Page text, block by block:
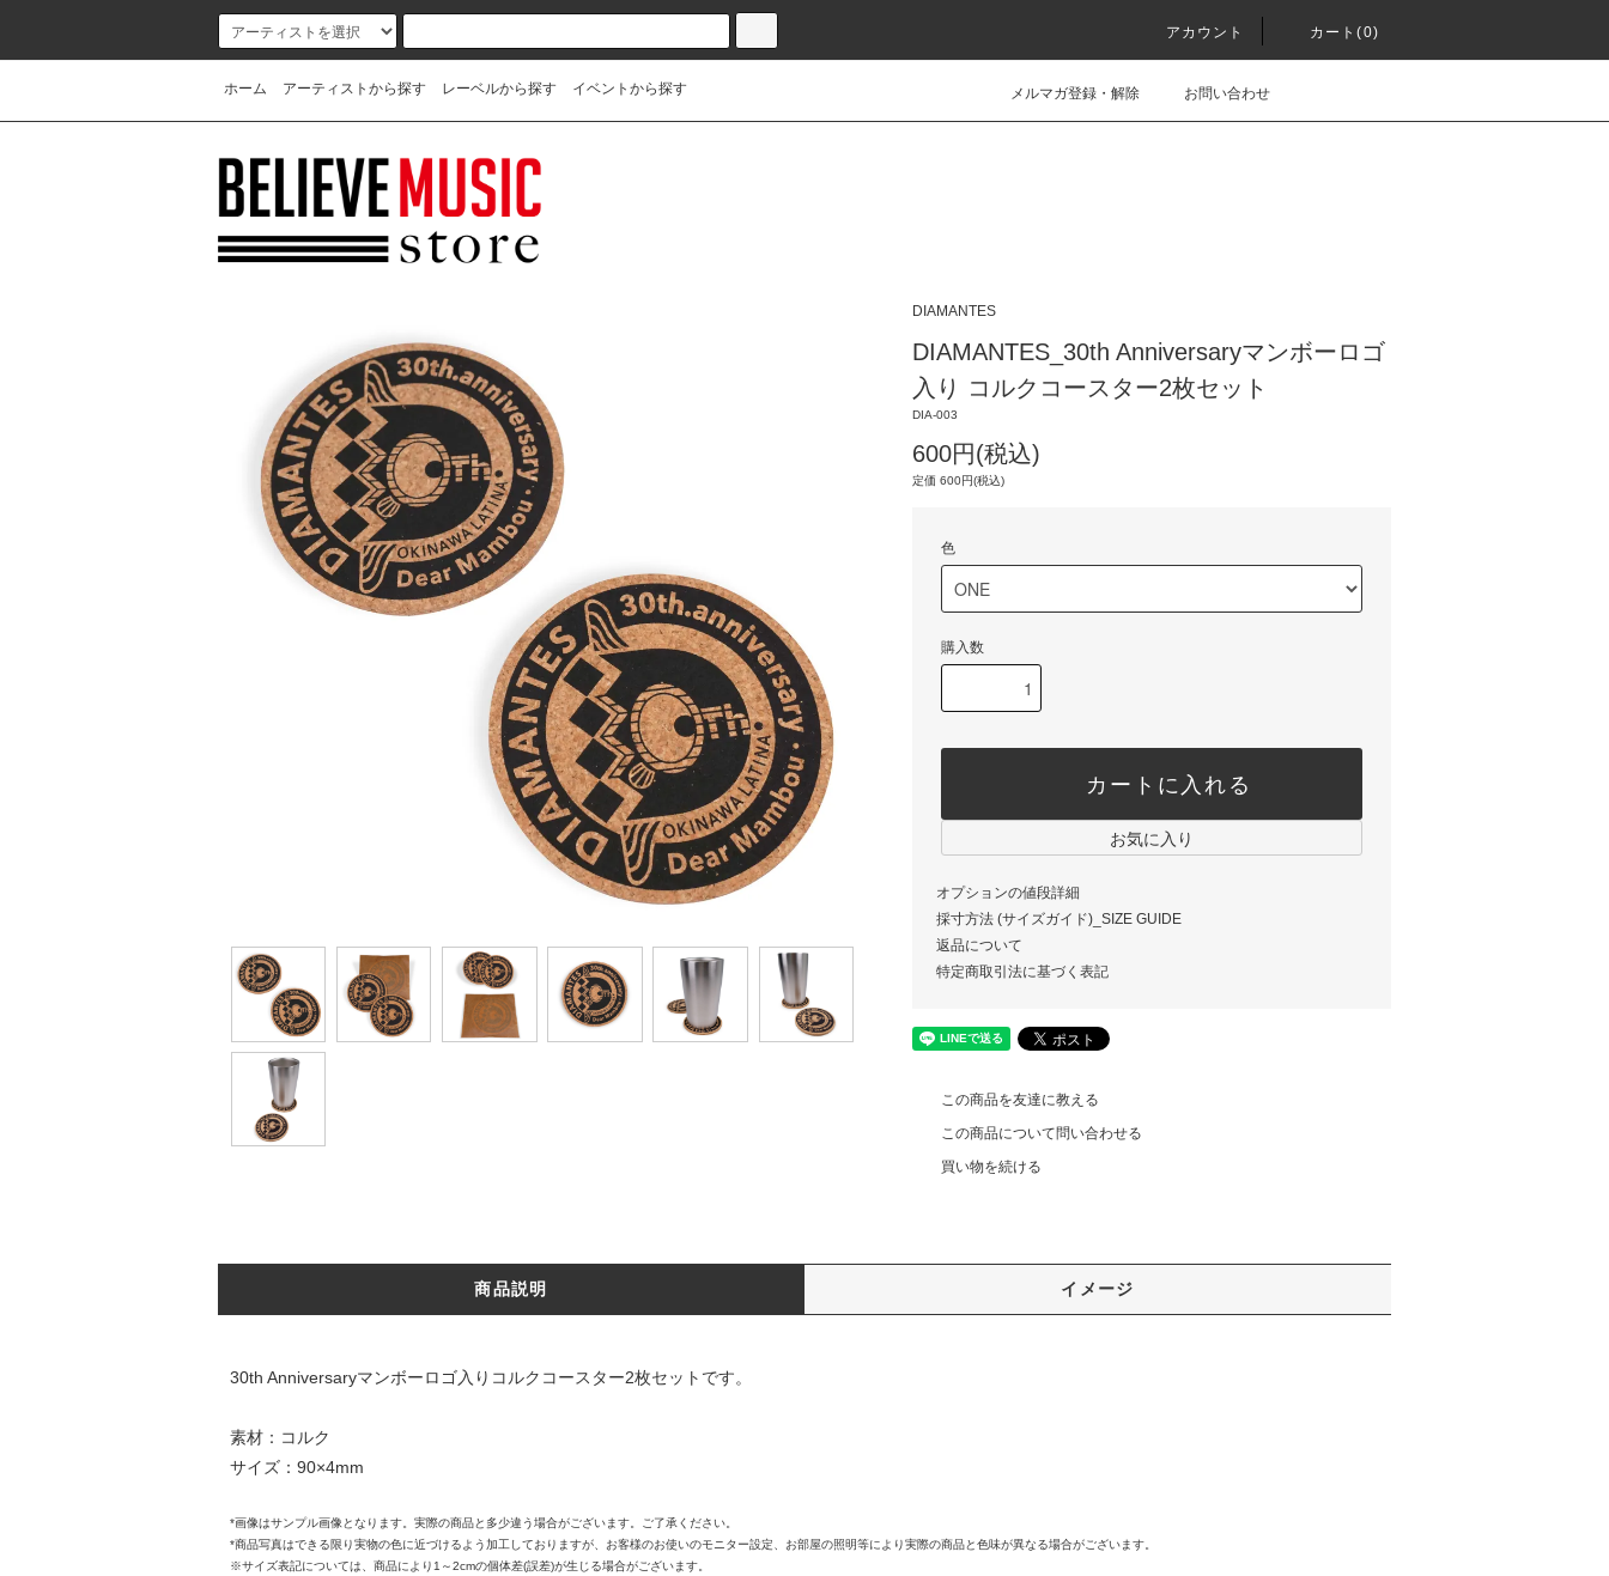
アカウント カート(0)
ホーム アーティストから探す レーベルから探す イベントから探す メルマガ登録・解除 お問い合わせ
DIAMANTES
DIAMANTES_30th Anniversaryマンボーロゴ
入り コルクコースター2枚セット
DIA-003
600円(税込)
定価 600円(税込)
色
購入数
カートに入れる
お気に入り
オプションの値段詳細
採寸方法 (サイズガイド)_SIZE GUIDE
返品について
特定商取引法に基づく表記
この商品を友達に教える
この商品について問い合わせる
買い物を続ける
商品説明 イメージ
30th Anniversaryマンボーロゴ入りコルクコースター2枚セットです。
素材：コルク
サイズ：90×4mm
*画像はサンプル画像となります。実際の商品と多少違う場合がございます。ご了承ください。
*商品写真はできる限り実物の色に近づけるよう加工しておりますが、お客様のお使いのモニター設定、お部屋の照明等により実際の商品と色味が異なる場合がございます。
※サイズ表記については、商品により1～2cmの個体差(誤差)が生じる場合がございます。